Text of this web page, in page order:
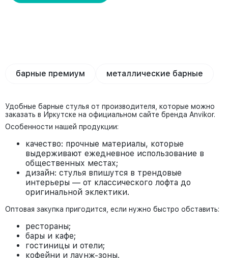
барные премиум металлические барные
Удобные барные стулья от производителя, которые можно
заказать в Иркутске на официальном сайте бренда Anvikor.
Особенности нашей продукции:
качество: прочные материалы, которые
выдерживают ежедневное использование в
общественных местах;
дизайн: стулья впишутся в трендовые
интерьеры — от классического лофта до
оригинальной эклектики.
Оптовая закупка пригодится, если нужно быстро обставить:
рестораны;
бары и кафе;
гостиницы и отели;
кофейни и лаунж-зоны.